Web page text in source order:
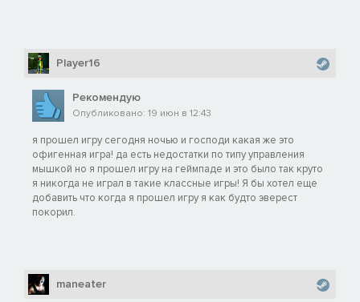
Player16
Рекомендую
Опубликовано: 19 июн в 12:43
я прошел игру сегодня ночью и господи какая же это
офигенная игра! да есть недостатки по типу управления
мышкой но я прошел игру на геймпаде и это было так круто
я никогда не играл в такие классные игры! Я бы хотел еще
добавить что когда я прошел игру я как будто эверест
покорил.
maneater